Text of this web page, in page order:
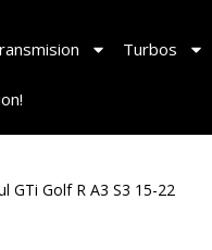
Turbos
GTi Golf R A3 S3 15-22